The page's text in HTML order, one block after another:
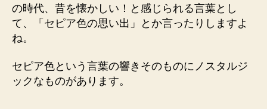
の時代、昔を懐かしい！と感じられる言葉とし
て、「セピア色の思い出」とか言ったりしますよ
ね。
セピア色という言葉の響きそのものにノスタルジ
ックなものがあります。